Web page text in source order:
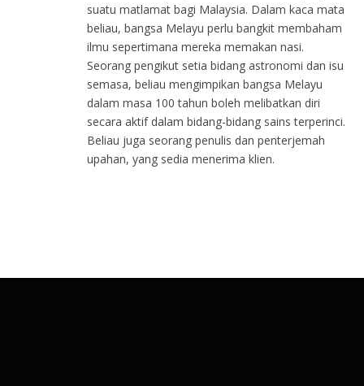
suatu matlamat bagi Malaysia. Dalam kaca mata
beliau, bangsa Melayu perlu bangkit membaham
ilmu sepertimana mereka memakan nasi.
Seorang pengikut setia bidang astronomi dan isu
semasa, beliau mengimpikan bangsa Melayu
dalam masa 100 tahun boleh melibatkan diri
secara aktif dalam bidang-bidang sains terperinci.
Beliau juga seorang penulis dan penterjemah
upahan, yang sedia menerima klien.